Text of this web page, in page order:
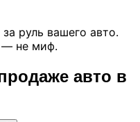
руль вашего авто.
— не миф.
авто в